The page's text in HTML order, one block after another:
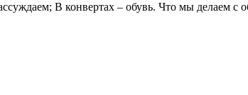
В конвертах – обувь. Что мы делаем